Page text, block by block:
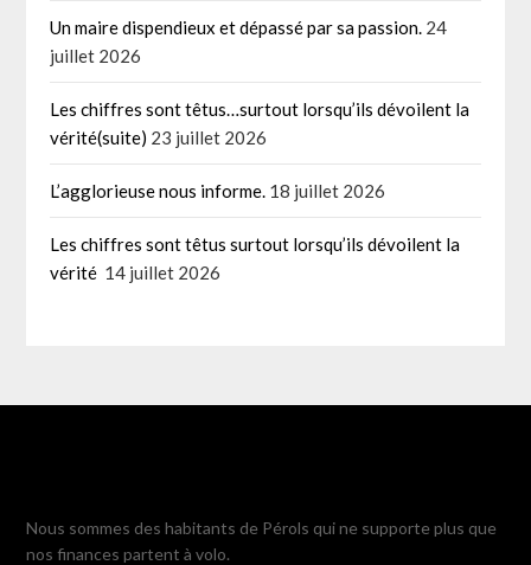
Un maire dispendieux et dépassé par sa passion. 24
juillet 2026
Les chiffres sont têtus…surtout lorsqu’ils dévoilent la
vérité(suite) 23 juillet 2026
L’agglorieuse nous informe. 18 juillet 2026
Les chiffres sont têtus surtout lorsqu’ils dévoilent la
vérité 14 juillet 2026
Nous sommes des habitants de Pérols qui ne supporte plus que
nos finances partent à volo.